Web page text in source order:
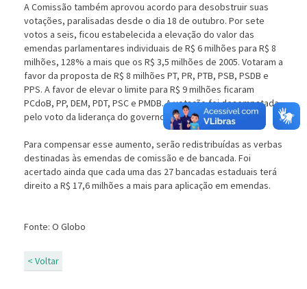
A Comissão também aprovou acordo para desobstruir suas
votações, paralisadas desde o dia 18 de outubro. Por sete
votos a seis, ficou estabelecida a elevação do valor das
emendas parlamentares individuais de R$ 6 milhões para R$ 8
milhões, 128% a mais que os R$ 3,5 milhões de 2005. Votaram a
favor da proposta de R$ 8 milhões PT, PR, PTB, PSB, PSDB e
PPS. A favor de elevar o limite para R$ 9 milhões ficaram
PCdoB, PP, DEM, PDT, PSC e PMDB. A votação foi desempatada
pelo voto da liderança do governo.
Para compensar esse aumento, serão redistribuídas as verbas
destinadas às emendas de comissão e de bancada. Foi
acertado ainda que cada uma das 27 bancadas estaduais ter
direito a R$ 17,6 milhões a mais para aplicação em emendas.
Fonte: O Globo
< Voltar